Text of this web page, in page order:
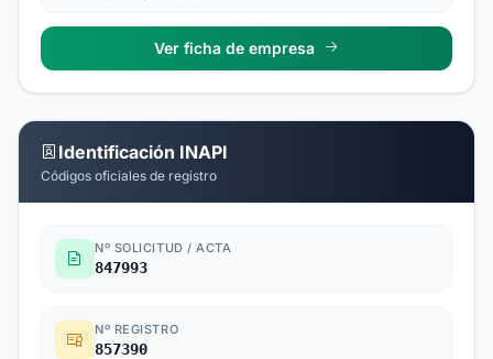
Ver ficha de empresa
Identificación INAPI
Códigos oficiales de registro
Nº SOLICITUD / ACTA
847993
Nº REGISTRO
857390